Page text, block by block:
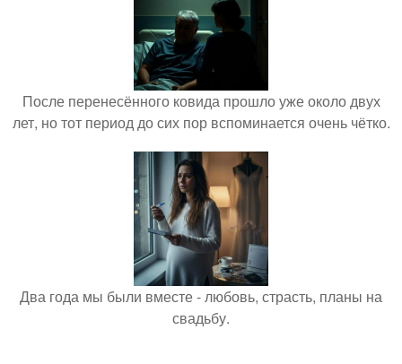
После перенесённого ковида прошло уже около двух
лет, но тот период до сих пор вспоминается очень чётко.
Два года мы были вместе - любовь, страсть, планы на
свадьбу.